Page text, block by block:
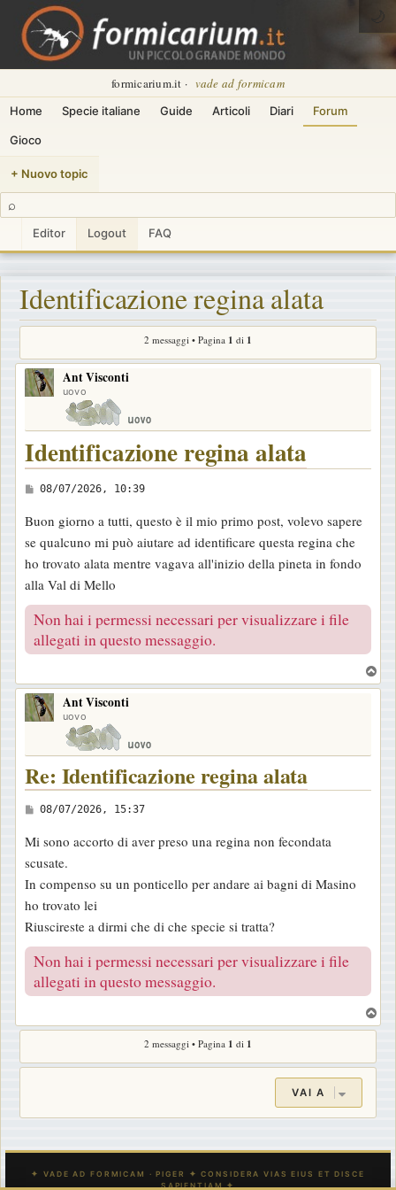
formicarium.it · vade ad formicam
Home Specie italiane Guide Articoli Diari Forum
Gioco
+ Nuovo topic
⌕
Editor Logout FAQ
🌙
Identificazione regina alata
2 messaggi • Pagina 1 di 1
Ant Visconti
uovo
Identificazione regina alata
M
s
s
a
g
g
i
o
08/07/2026, 10:39
Buon giorno a tutti, questo è il mio primo post, volevo sapere
se qualcuno mi può aiutare ad identificare questa regina che
ho trovato alata mentre vagava all'inizio della pineta in fondo
alla Val di Mello
Non hai i permessi necessari per visualizzare i file
allegati in questo messaggio.
o
Ant Visconti
uovo
Re: Identificazione regina alata
M
s
s
a
g
g
i
o
08/07/2026, 15:37
Mi sono accorto di aver preso una regina non fecondata
scusate.
In compenso su un ponticello per andare ai bagni di Masino
ho trovato lei
Riuscireste a dirmi che di che specie si tratta?
Non hai i permessi necessari per visualizzare i file
allegati in questo messaggio.
o
2 messaggi • Pagina 1 di 1
VAI A